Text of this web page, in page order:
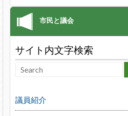
サイト内文字検索
議員紹介